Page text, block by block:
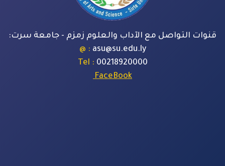
قنوات التواصل مع الآداب والعلوم زمزم - جامعة سرت:
asu@su.edu.ly
: @
00218920000
: Tel
FaceBook